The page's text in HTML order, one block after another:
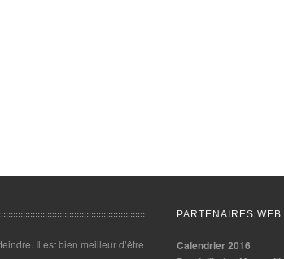
Il est bien meilleur d’être
PARTENAIRES WEB
Calendrier 2016